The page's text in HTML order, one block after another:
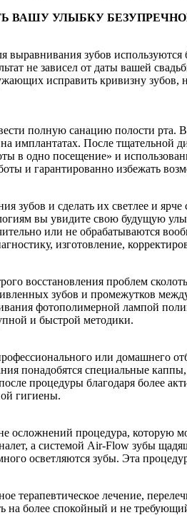
ВАШУ УЛЫБКУ
выравнивания зубов
не зависел от даты вашей
исправить кривизну зубов,
полную санацию полости
имплантатах. После тщательной
в одно посещение» и
и гарантированно избежать
зубов и сделать их светлее и
вы увидите свою будущую
или не обрабатываются
изготовление,
восстановления проблем
зубов и промежутков
фотополимерной лампой
и быстрой методики.
или домашнего
понадобятся специальные
процедуры благодаря более
гигиены.
осложнений процедура,
а системой Air-Flow зубы
осветляются зубы. Эта
терапевтическое лечение,
на более спокойный и не